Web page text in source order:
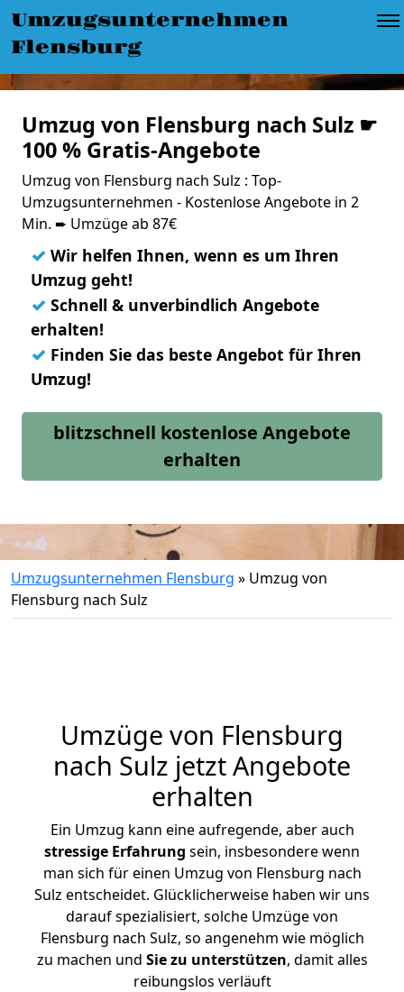
Umzugsunternehmen
Flensburg
Umzug von Flensburg nach Sulz ☛
100 % Gratis-Angebote
Umzug von Flensburg nach Sulz : Top-
Umzugsunternehmen - Kostenlose Angebote in 2
Min. ➨ Umzüge ab 87€
✓ Wir helfen Ihnen, wenn es um Ihren
Umzug geht!
✓ Schnell & unverbindlich Angebote
erhalten!
✓ Finden Sie das beste Angebot für Ihren
Umzug!
blitzschnell kostenlose Angebote
erhalten
Umzugsunternehmen Flensburg » Umzug von
Flensburg nach Sulz
Umzüge von Flensburg
nach Sulz jetzt Angebote
erhalten
Ein Umzug kann eine aufregende, aber auch
stressige Erfahrung sein, insbesondere wenn
man sich für einen Umzug von Flensburg nach
Sulz entscheidet. Glücklicherweise haben wir uns
darauf spezialisiert, solche Umzüge von
Flensburg nach Sulz, so angenehm wie möglich
zu machen und Sie zu unterstützen, damit alles
reibungslos verläuft